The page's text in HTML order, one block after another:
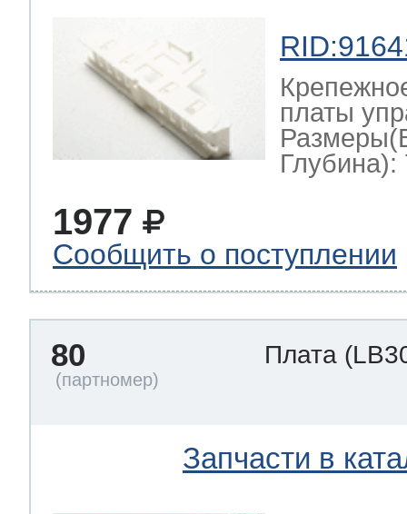
платы
Глубина):
1977
Сообщить о поступлении
80 Плата
Запчасти в